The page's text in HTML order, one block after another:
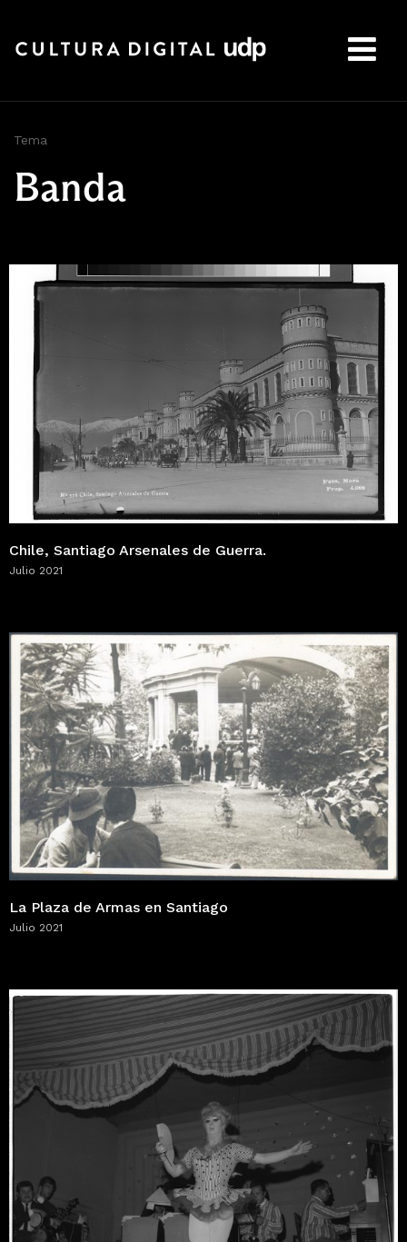
Tema
Banda
Chile, Santiago Arsenales de Guerra.
Julio 2021
La Plaza de Armas en Santiago
Julio 2021